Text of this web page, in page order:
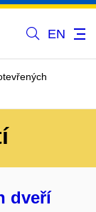
EN
dveří